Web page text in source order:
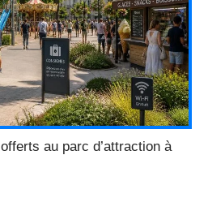
au parc d’attraction à